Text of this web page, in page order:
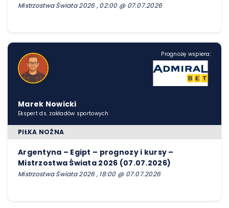
Mistrzostwa Świata 2026 , 02:00 @ 07.07.2026
Prognozę wspiera:
Marek Nowicki
Ekspert ds. zakładów sportowych
PIŁKA NOŻNA
Argentyna – Egipt – prognozy i kursy –
Mistrzostwa Świata 2026 (07.07.2026)
Mistrzostwa Świata 2026 , 18:00 @ 07.07.2026